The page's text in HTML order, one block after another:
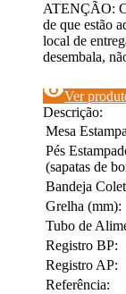
ATENÇÃO:
de que estão
local de
desembala,
visibilityVer
Descrição:
Mesa
Pés
(sapatas de
Bandeja
Grelha (mm):
Tubo de
Registro BP:
Registro AP:
Referência: